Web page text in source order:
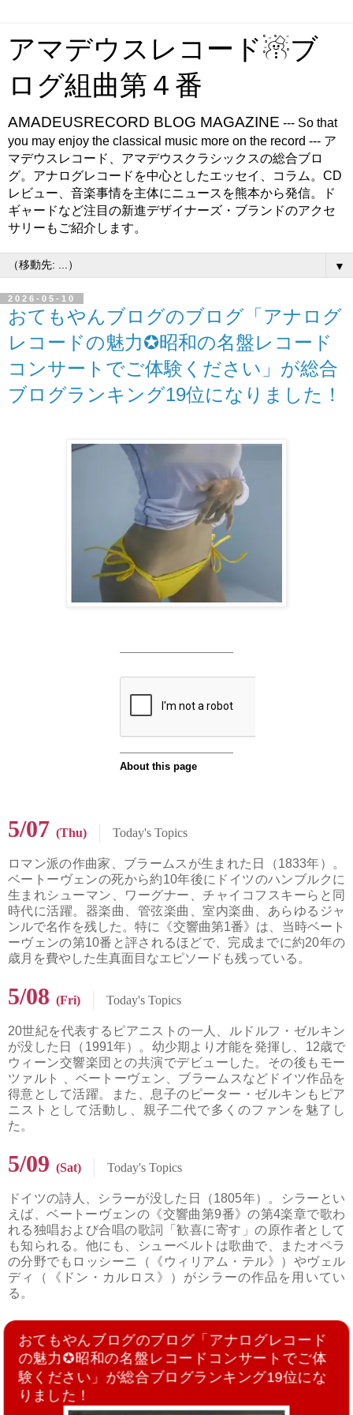
アマデウスレコード☃ブ
ログ組曲第４番
AMADEUSRECORD BLOG MAGAZINE --- So that
you may enjoy the classical music more on the record --- ア
マデウスレコード、アマデウスクラシックスの総合ブロ
グ。アナログレコードを中心としたエッセイ、コラム。CD
レビュー、音楽事情を主体にニュースを熊本から発信。ド
ギャードなど注目の新進デザイナーズ・ブランドのアクセ
サリーもご紹介します。
▼
2026-05-10
おてもやんブログのブログ「アナログ
レコードの魅力✪昭和の名盤レコード
コンサートでご体験ください」が総合
ブログランキング19位になりました！
5/07 (Thu) Today's Topics
ロマン派の作曲家、ブラームスが生まれた日（1833年）。
ベートーヴェンの死から約10年後にドイツのハンブルクに
生まれシューマン、ワーグナー、チャイコフスキーらと同
時代に活躍。器楽曲、管弦楽曲、室内楽曲、あらゆるジャ
ンルで名作を残した。特に《交響曲第1番》は、当時ベート
ーヴェンの第10番と評されるほどで、完成までに約20年の
歳月を費やした生真面目なエピソードも残っている。
5/08 (Fri) Today's Topics
20世紀を代表するピアニストの一人、ルドルフ・ゼルキン
が没した日（1991年）。幼少期より才能を発揮し、12歳で
ウィーン交響楽団との共演でデビューした。その後もモー
ツァルト 、ベートーヴェン、ブラームスなどドイツ作品を
得意として活躍。また、息子のピーター・ゼルキンもピア
ニストとして活動し、親子二代で多くのファンを魅了し
た。
5/09 (Sat) Today's Topics
ドイツの詩人、シラーが没した日（1805年）。シラーとい
えば、ベートーヴェンの《交響曲第9番》の第4楽章で歌わ
れる独唱および合唱の歌詞「歓喜に寄す」の原作者として
も知られる。他にも、シューベルトは歌曲で、またオペラ
の分野でもロッシーニ（《ウィリアム・テル》）やヴェル
ディ（《ドン・カルロス》）がシラーの作品を用いてい
る。
おてもやんブログのブログ「アナログレコード
の魅力✪昭和の名盤レコードコンサートでご体
験ください」が総合ブログランキング19位にな
りました！